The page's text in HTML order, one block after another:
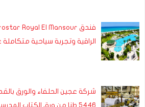
الراقية وتجربة سياحية
شركة عجين الحلفاء والورق
5446 طنا من ورق الكتاب المدرسي وتؤمّن كامل…